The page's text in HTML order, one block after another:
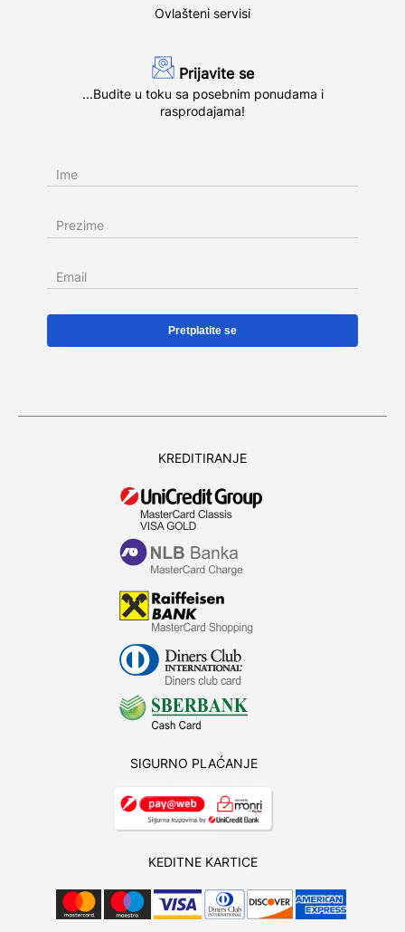
Ovlašteni servisi
Prijavite se
...Budite u toku sa posebnim ponudama i
rasprodajama!
Ime
Prezime
Email
KREDITIRANJE
SIGURNO PLAĆANJE
KEDITNE KARTICE